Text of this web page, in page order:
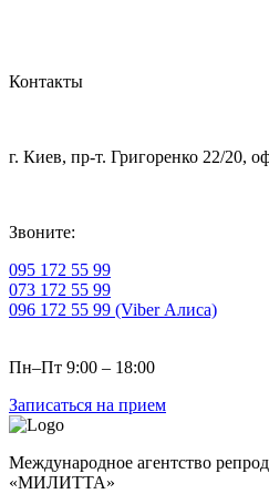
Контакты
г. Киев, пр-т. Григоренко 22/20,
Звоните:
095 172 55 99
073 172 55 99
096 172 55 99 (Viber Алиса)
Пн–Пт 9:00 – 18:00
Записаться на прием
Международное агентство
«МИЛИТТА»